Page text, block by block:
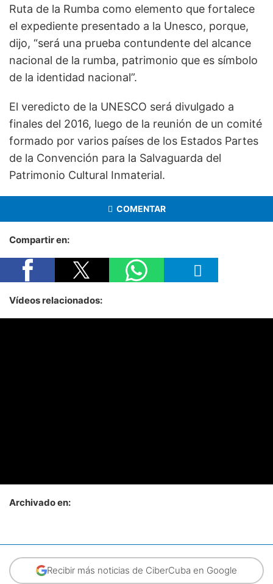
Ruta de la Rumba como elemento que fortalece
el expediente presentado a la Unesco, porque,
dijo, “será una prueba contundente del alcance
nacional de la rumba, patrimonio que es símbolo
de la identidad nacional”.
El veredicto de la UNESCO será divulgado a
finales del 2016, luego de la reunión de un comité
formado por varios países de los Estados Partes
de la Convención para la Salvaguarda del
Patrimonio Cultural Inmaterial.
COMENTAR
Compartir en:
Vídeos relacionados:
Archivado en:
Recibir más noticias de CiberCuba en Google